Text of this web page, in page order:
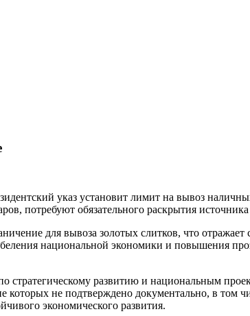
указ установит лимит на вывоз
обязательного раскрытия источника
для вывоза золотых слитков, что
национальной экономики и повышения
стратегическому развитию и национальным
которых не подтверждено документально, в
экономического развития.